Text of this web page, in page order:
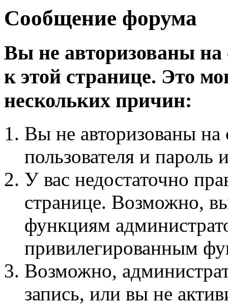
Сообщение форума
Вы не авторизованы на
к этой странице. Это
нескольких причин:
Вы не авторизованы на
пользователя и пароль
У вас недостаточно
странице. Возможно,
функциям
привилегированным
Возможно,
запись, или вы не